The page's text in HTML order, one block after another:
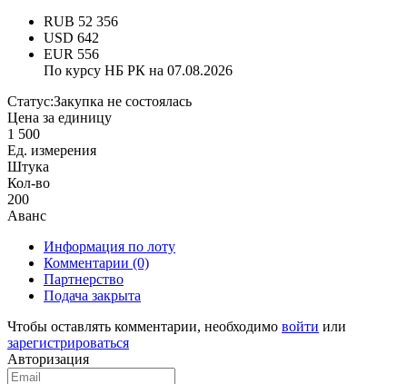
RUB 52 356
USD 642
EUR 556
По курсу НБ РК на 07.08.2026
Статус:Закупка не состоялась
Цена за единицу
1 500
Ед. измерения
Штука
Кол-во
200
Аванс
Информация по лоту
Комментарии (0)
Партнерство
Подача закрыта
Чтобы оставлять комментарии, необходимо войти или
зарегистрироваться
Авторизация